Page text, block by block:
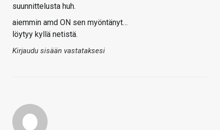
suunnittelusta huh.
aiemmin amd ON sen myöntänyt…
löytyy kyllä netistä.
Kirjaudu sisään vastataksesi